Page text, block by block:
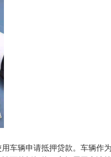
车辆申请抵押贷款。车辆作